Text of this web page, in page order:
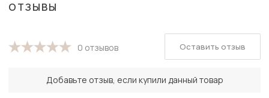
ОТЗЫВЫ
0 отзывов
Добавьте отзыв, если купили данный товар
Оставить отзыв